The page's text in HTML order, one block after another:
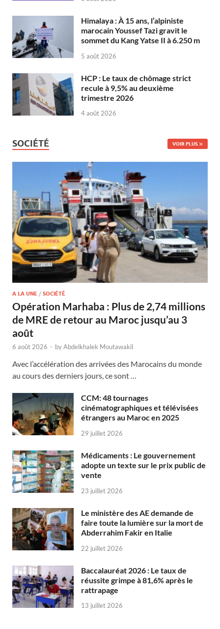
Himalaya : À 15 ans, l’alpiniste
marocain Youssef Tazi gravit le
sommet du Kang Yatse II à 6.250 m
5 août 2026
HCP : Le taux de chômage strict
recule à 9,5% au deuxième
trimestre 2026
4 août 2026
SOCIÉTÉ VOIR PLUS
A LA UNE / SOCIÉTÉ
Opération Marhaba : Plus de 2,74 millions
de MRE de retour au Maroc jusqu’au 3
août
6 août 2026 - byAbdelkhalek Moutawakil
Avec l’accélération des arrivées des Marocains du monde
au cours des derniers jours, ce sont …
CCM: 48 tournages
cinématographiques et télévisées
étrangers au Maroc en 2025
29 juillet 2026
Médicaments : Le gouvernement
adopte un texte sur le prix public de
vente
23 juillet 2026
Le ministère des AE demande de
faire toute la lumière sur la mort de
Abderrahim Fakir en Italie
22 juillet 2026
Baccalauréat 2026 : Le taux de
réussite grimpe à 81,6% après le
rattrapage
13 juillet 2026